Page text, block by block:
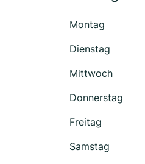
Montag
Dienstag
Mittwoch
Donnerstag
Freitag
Samstag